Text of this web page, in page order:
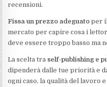
recensioni.
Fissa un prezzo adeguato per
mercato per capire cosa i
deve essere troppo basso ma
La scelta tra self-publishing e
dipenderà dalle tue priorità e
ogni caso, la qualità del lavoro